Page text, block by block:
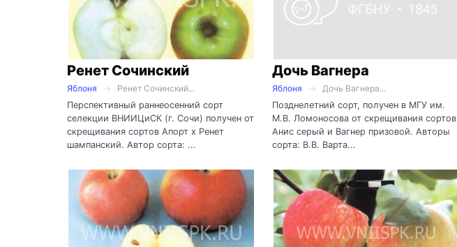
Ренет Сочинский
Яблоня
Ренет Сочинский...
Перспективный раннеосенний сорт
селекции ВНИИЦиСК (г. Сочи) получен от
скрещивания сортов Апорт х Ренет
шампанский. Автор сорта: ...
Дочь Вагнера
Яблоня
Дочь Вагнера...
Позднелетний сорт, получен в МГУ им.
М.В. Ломоносова от скрещивания сортов
Анис серый и Вагнер призовой. Авторы
сорта: В.В. Варта...